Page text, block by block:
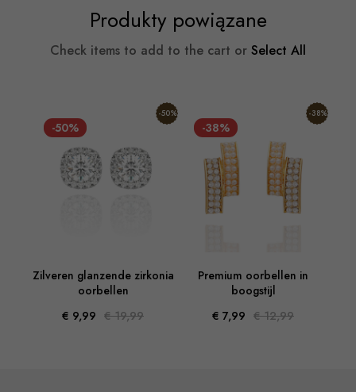
Produkty powiązane
Check items to add to the cart or Select All
-50%
-50%
Zilveren glanzende zirkonia
oorbellen
€ 9,99 € 19,99
-38%
-38%
Premium oorbellen in
boogstijl
€ 7,99 € 12,99